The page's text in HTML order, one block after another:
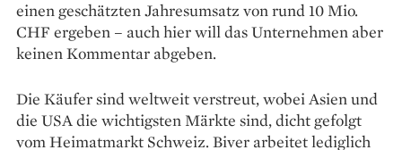
einen geschätzten ­Jahresumsatz von rund 10 Mio.
CHF ergeben – auch hier will das Unternehmen aber
keinen Kommentar abgeben.
Die Käufer sind weltweit verstreut, wobei Asien und
die USA die wichtigsten Märkte sind, dicht gefolgt
vom Heimatmarkt Schweiz. Biver arbeitet lediglich